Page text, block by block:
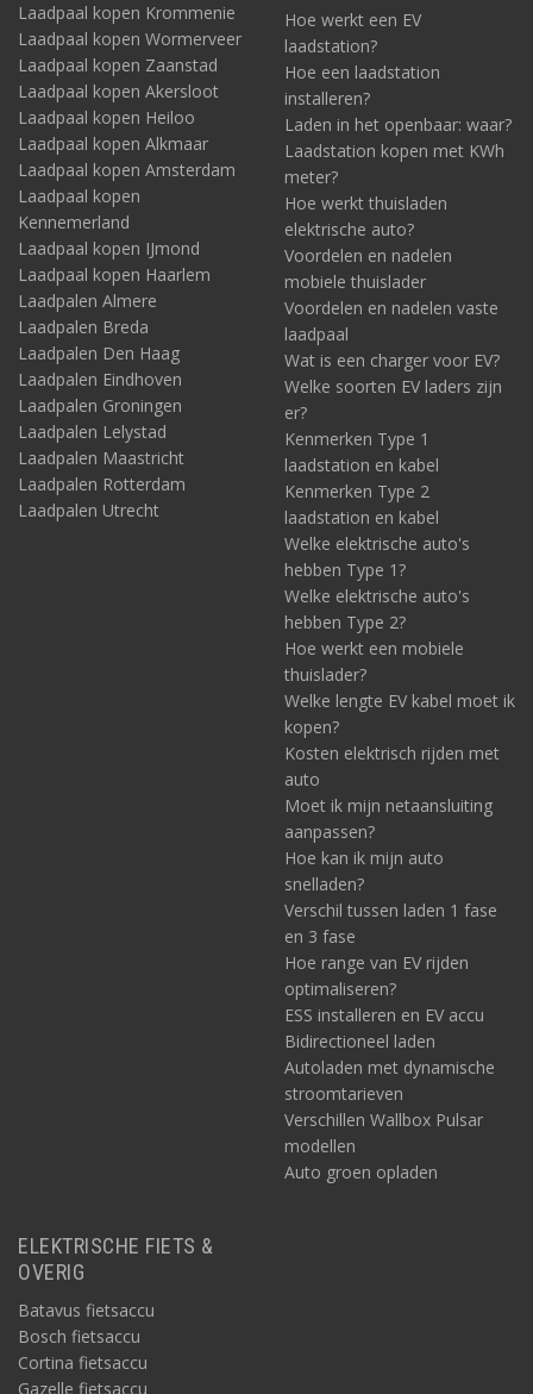
Laadpaal kopen Krommenie
Laadpaal kopen Wormerveer
Laadpaal kopen Zaanstad
Laadpaal kopen Akersloot
Laadpaal kopen Heiloo
Laadpaal kopen Alkmaar
Laadpaal kopen Amsterdam
Laadpaal kopen
Kennemerland
Laadpaal kopen IJmond
Laadpaal kopen Haarlem
Laadpalen Almere
Laadpalen Breda
Laadpalen Den Haag
Laadpalen Eindhoven
Laadpalen Groningen
Laadpalen Lelystad
Laadpalen Maastricht
Laadpalen Rotterdam
Laadpalen Utrecht
Hoe werkt een EV
laadstation?
Hoe een laadstation
installeren?
Laden in het openbaar: waar?
Laadstation kopen met KWh
meter?
Hoe werkt thuisladen
elektrische auto?
Voordelen en nadelen
mobiele thuislader
Voordelen en nadelen vaste
laadpaal
Wat is een charger voor EV?
Welke soorten EV laders zijn
er?
Kenmerken Type 1
laadstation en kabel
Kenmerken Type 2
laadstation en kabel
Welke elektrische auto's
hebben Type 1?
Welke elektrische auto's
hebben Type 2?
Hoe werkt een mobiele
thuislader?
Welke lengte EV kabel moet ik
kopen?
Kosten elektrisch rijden met
auto
Moet ik mijn netaansluiting
aanpassen?
Hoe kan ik mijn auto
snelladen?
Verschil tussen laden 1 fase
en 3 fase
Hoe range van EV rijden
optimaliseren?
ESS installeren en EV accu
Bidirectioneel laden
Autoladen met dynamische
stroomtarieven
Verschillen Wallbox Pulsar
modellen
Auto groen opladen
ELEKTRISCHE FIETS &
OVERIG
Batavus fietsaccu
Bosch fietsaccu
Cortina fietsaccu
Gazelle fietsaccu